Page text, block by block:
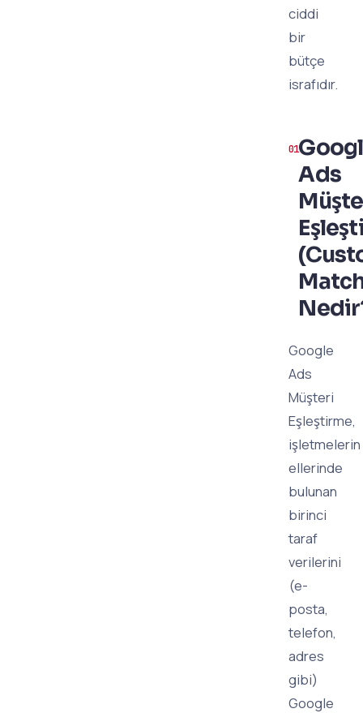
ciddi
bir
bütçe
israfıdır.
Ads
Google
Ads
Müşteri
Eşleştirme,
işletmelerin
ellerinde
bulunan
birinci
taraf
verilerini
(e-
posta,
telefon,
adres
gibi)
Google